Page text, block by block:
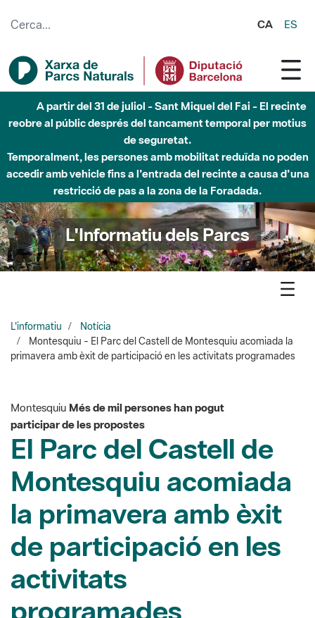
CA ES
5 d'agost - Sant Llorenç-Obac - Nivell 3 del Pla Alfa
(perill molt alt d'incendi)
L'Informatiu dels Parcs
L'informatiu
Notícia
Montesquiu - El Parc del Castell de Montesquiu acomiada la
primavera amb èxit de participació en les activitats programades
MontesquiuMés de mil persones han pogut
participar de les propostes
Montesquiu acomiada
la primavera amb èxit
de participació en les
activitats
programades